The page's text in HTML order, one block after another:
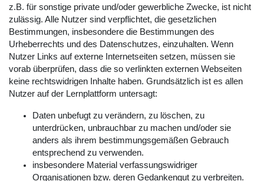
z.B. für sonstige private und/oder gewerbliche Zwecke, ist nicht
zulässig. Alle Nutzer sind verpflichtet, die gesetzlichen
Bestimmungen, insbesondere die Bestimmungen des
Urheberrechts und des Datenschutzes, einzuhalten. Wenn
Nutzer Links auf externe Internetseiten setzen, müssen sie
vorab überprüfen, dass die so verlinkten externen Webseiten
keine rechtswidrigen Inhalte haben. Grundsätzlich ist es allen
Nutzer auf der Lernplattform untersagt:
Daten unbefugt zu verändern, zu löschen, zu
unterdrücken, unbrauchbar zu machen und/oder sie
anders als ihrem bestimmungsgemäßen Gebrauch
entsprechend zu verwenden.
insbesondere Material verfassungswidriger
Organisationen bzw. deren Gedankengut zu verbreiten.